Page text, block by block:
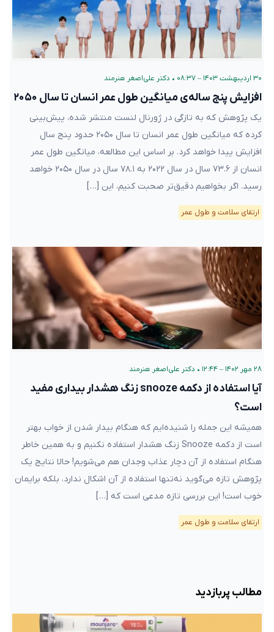
۳۰ اردیبهشت ۱۴۰۳ – ۰۸:۳۷ • دکتر علی‌اصغر هنرمند
افزایش پنج ساله‌ی میانگین طول عمر انسان تا سال ۲۰۵۰
یک پژوهش که به تازگی در ژورنال لنست منتشر شده، پیش‌بینی
کرده که میانگین طول عمر انسان تا سال ۲۰۵۰ حدود پنج سال
افزایش پیدا خواهد کرد. بر اساس این مطالعه، میانگین طول عمر
انسان از ۷۳.۶ سال در سال ۲۰۲۲ به ۷۸.۱ سال در سال ۲۰۵۰ خواهد
رسید. اگر بخواهیم دقیق‌تر صحبت کنیم، این […]
ارتقای سلامت و طول عمر
۲۸ مهر ۱۴۰۲ – ۱۲:۴۴ • دکتر علی‌اصغر هنرمند
آیا استفاده از دکمه snooze زنگ هشدار بیداری مفید
است؟
همیشه این جمله را شنیده‌ایم که هنگام بیدار شدن از خواب بهتر
است از دکمه Snooze زنگ هشدار استفاده نکنیم و به همین خاطر
هنگام استفاده از آن دچار عذاب وجدان هم می‌شویم! حالا نتایج یک
پژوهش تازه می‌گوید نه‌تنها استفاده از آن اشکال ندارد، بلکه برایمان
خوب است! این بررسی تازه مدعی است که […]
ارتقای سلامت و طول عمر
مطالب پربازدید